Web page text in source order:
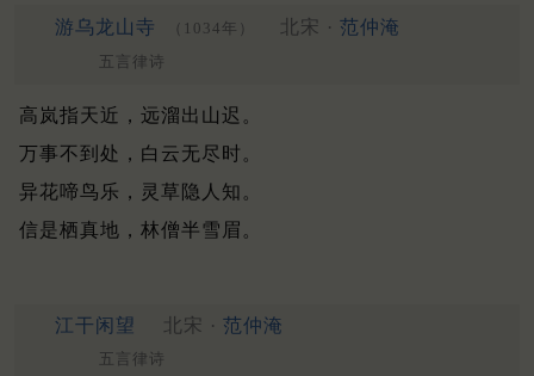
游乌龙山寺 （1034年） 北宋 · 范仲淹
五言律诗
高岚指天近，远溜出山迟。
万事不到处，白云无尽时。
异花啼鸟乐，灵草隐人知。
信是栖真地，林僧半雪眉。
江干闲望 北宋 · 范仲淹
五言律诗